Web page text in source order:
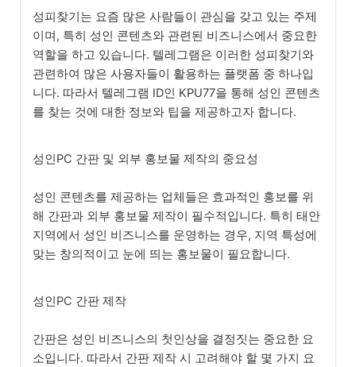
성피찾기는 요즘 많은 사람들이 관심을 갖고 있는 주제
이며, 특히 성인 콘텐츠와 관련된 비즈니스에서 중요한
역할을 하고 있습니다. 텔레그램은 이러한 성피찾기와
관련하여 많은 사용자들이 활용하는 플랫폼 중 하나입
니다. 따라서 텔레그램 ID인 KPU77을 통해 성인 콘텐츠
를 찾는 것에 대한 정보와 팁을 제공하고자 합니다.
성인PC 간판 및 외부 홍보물 제작의 중요성
성인 콘텐츠를 제공하는 업체들은 효과적인 홍보를 위
해 간판과 외부 홍보물 제작이 필수적입니다. 특히 태안
지역에서 성인 비즈니스를 운영하는 경우, 지역 특성에
맞는 창의적이고 눈에 띄는 홍보물이 필요합니다.
성인PC 간판 제작
간판은 성인 비즈니스의 첫인상을 결정짓는 중요한 요
소입니다. 따라서 간판 제작 시 고려해야 할 몇 가지 요